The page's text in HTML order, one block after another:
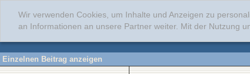
Wir verwenden Cookies, um Inhalte und Anzeigen zu
an Informationen an unsere Partner weiter. Mit der Nutzung
Einzelnen Beitrag anzeigen